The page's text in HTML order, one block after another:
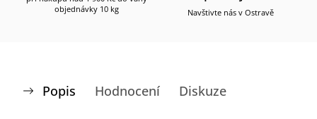
objednávky 10 kg
Navštivte nás v Ostravě
Popis Hodnocení Diskuze